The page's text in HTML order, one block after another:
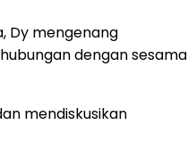
Dy mengenang
dengan sesama
mendiskusikan